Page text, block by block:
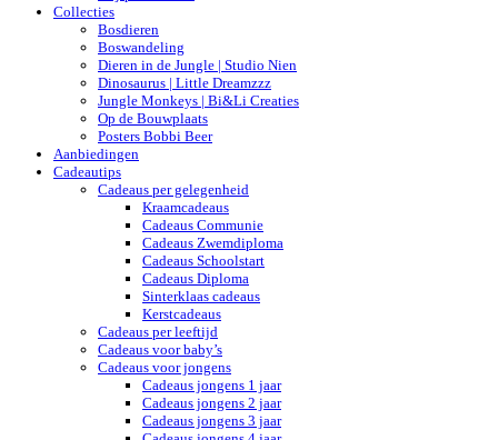
Collecties
Bosdieren
Boswandeling
Dieren in de Jungle | Studio Nien
Dinosaurus | Little Dreamzzz
Jungle Monkeys | Bi&Li Creaties
Op de Bouwplaats
Posters Bobbi Beer
Aanbiedingen
Cadeautips
Cadeaus per gelegenheid
Kraamcadeaus
Cadeaus Communie
Cadeaus Zwemdiploma
Cadeaus Schoolstart
Cadeaus Diploma
Sinterklaas cadeaus
Kerstcadeaus
Cadeaus per leeftijd
Cadeaus voor baby’s
Cadeaus voor jongens
Cadeaus jongens 1 jaar
Cadeaus jongens 2 jaar
Cadeaus jongens 3 jaar